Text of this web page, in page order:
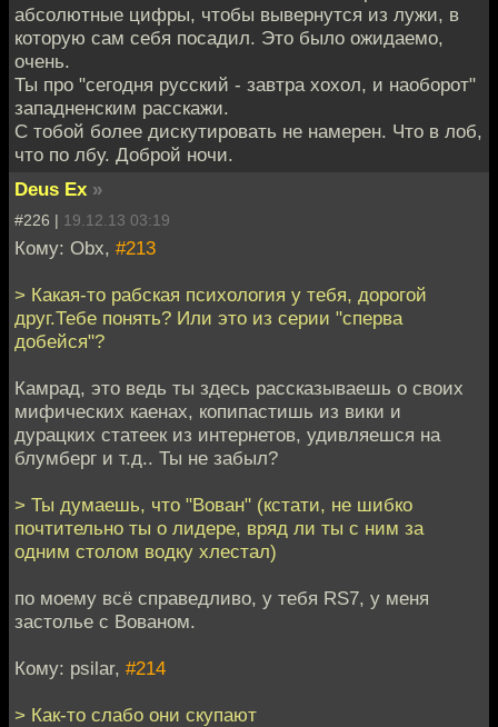
абсолютные цифры, чтобы вывернутся из лужи, в
которую сам себя посадил. Это было ожидаемо,
очень.
Ты про "сегодня русский - завтра хохол, и наоборот"
западненским расскажи.
С тобой более дискутировать не намерен. Что в лоб,
что по лбу. Доброй ночи.
Deus Ex »
#226 | 19.12.13 03:19
Кому: Obx, #213
> Какая-то рабская психология у тебя, дорогой
друг.Тебе понять? Или это из серии "сперва
добейся"?
Камрад, это ведь ты здесь рассказываешь о своих
мифических каенах, копипастишь из вики и
дурацких статеек из интернетов, удивляешся на
блумберг и т.д.. Ты не забыл?
> Ты думаешь, что "Вован" (кстати, не шибко
почтительно ты о лидере, вряд ли ты с ним за
одним столом водку хлестал)
по моему всё справедливо, у тебя RS7, у меня
застолье с Вованом.
Кому: psilar, #214
> Как-то слабо они скупают